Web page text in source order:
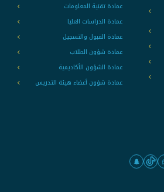
عمادة تقنية المعلومات
عمادة الدراسات العليا
عمادة القبول والتسجيل
عمادة شؤون الطلاب
عمادة الشؤون الأكاديمية
عمادة شؤون أعضاء هيئة التدريس